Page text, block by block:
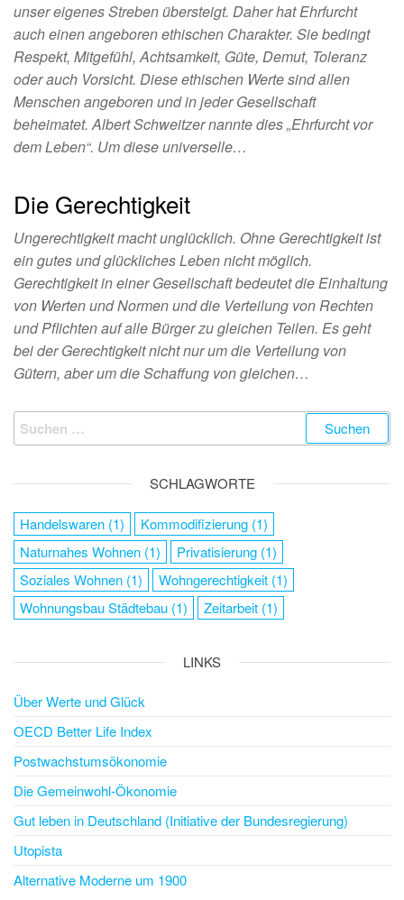
unser eigenes Streben übersteigt. Daher hat Ehrfurcht
auch einen angeboren ethischen Charakter. Sie bedingt
Respekt, Mitgefühl, Achtsamkeit, Güte, Demut, Toleranz
oder auch Vorsicht. Diese ethischen Werte sind allen
Menschen angeboren und in jeder Gesellschaft
beheimatet. Albert Schweitzer nannte dies „Ehrfurcht vor
dem Leben“. Um diese universelle…
Die Gerechtigkeit
Ungerechtigkeit macht unglücklich. Ohne Gerechtigkeit ist
ein gutes und glückliches Leben nicht möglich.
Gerechtigkeit in einer Gesellschaft bedeutet die Einhaltung
von Werten und Normen und die Verteilung von Rechten
und Pflichten auf alle Bürger zu gleichen Teilen. Es geht
bei der Gerechtigkeit nicht nur um die Verteilung von
Gütern, aber um die Schaffung von gleichen…
SCHLAGWORTE
Handelswaren (1) Kommodifizierung (1)
Naturnahes Wohnen (1) Privatisierung (1)
Soziales Wohnen (1) Wohngerechtigkeit (1)
Wohnungsbau Städtebau (1) Zeitarbeit (1)
LINKS
Über Werte und Glück
OECD Better Life Index
Postwachstumsökonomie
Die Gemeinwohl-Ökonomie
Gut leben in Deutschland (Initiative der Bundesregierung)
Utopista
Alternative Moderne um 1900